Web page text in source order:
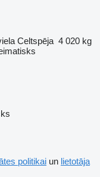
Celtspēja 4 020 kg
politikai un lietotāja